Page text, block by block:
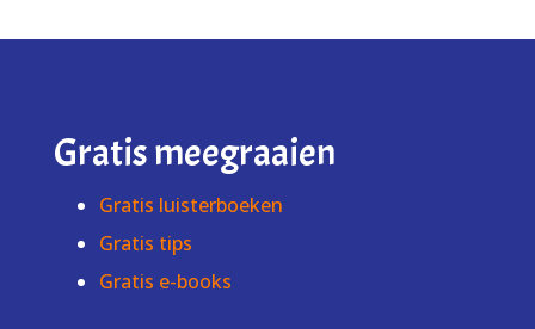
Gratis meegraaien
Gratis luisterboeken
Gratis tips
Gratis e-books